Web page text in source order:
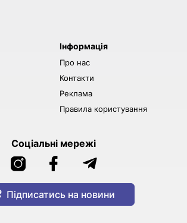
Інформація
Про нас
Контакти
Реклама
Правила користування
Соціальні мережі
Підписатись на новини